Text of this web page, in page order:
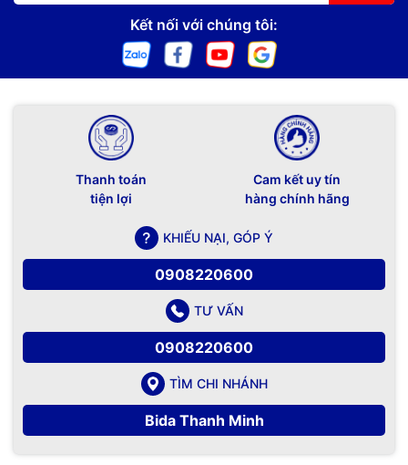
Kết nối với chúng tôi:
Thanh toán
tiện lợi
Cam kết uy tín
hàng chính hãng
KHIẾU NẠI, GÓP Ý
0908220600
TƯ VẤN
0908220600
TÌM CHI NHÁNH
Bida Thanh Minh